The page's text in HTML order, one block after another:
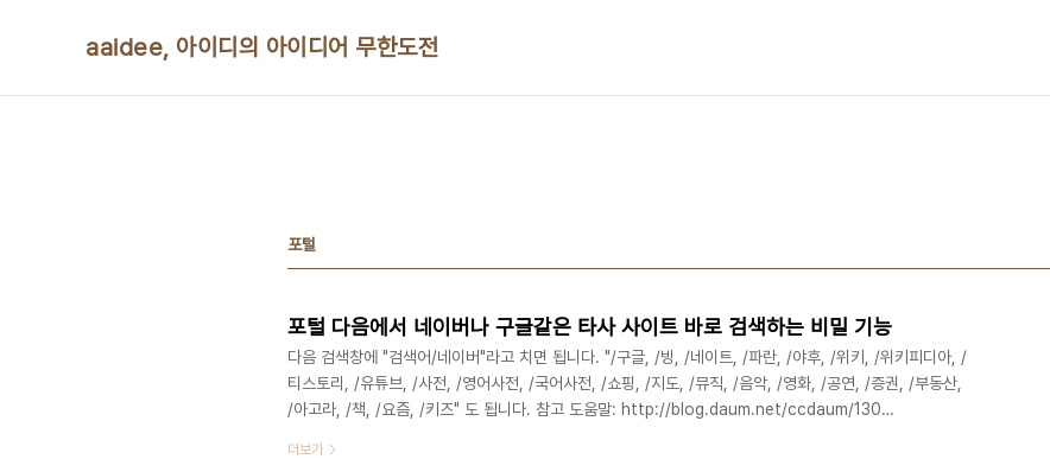
aaidee, 아이디의 아이디어 무한도전
포털
포털 다음에서 네이버나 구글같은 타사 사이트 바로 검색하는 비밀 기능
다음 검색창에 "검색어/네이버"라고 치면 됩니다. "/구글, /빙, /네이트, /파란, /야후, /위키, /위키피디아, /
티스토리, /유튜브, /사전, /영어사전, /국어사전, /쇼핑, /지도, /뮤직, /음악, /영화, /공연, /증권, /부동산,
/아고라, /책, /요즘, /키즈" 도 됩니다. 참고 도움말: http://blog.daum.net/ccdaum/130
더보기